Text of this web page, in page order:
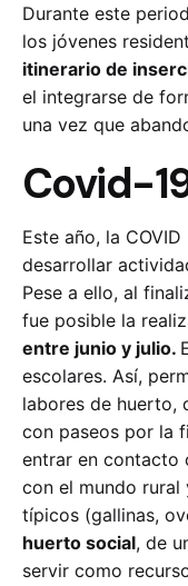
Durante este
los jóvenes
itinerario de
el integrarse de
una vez que
Covid-
Este año, la
desarrollar
Pese a ello, al
fue posible la
entre junio y julio.
escolares. Así,
labores de huerto,
con paseos por la
entrar en contacto
con el mundo rural
típicos (gallinas,
huerto social, de
servir como